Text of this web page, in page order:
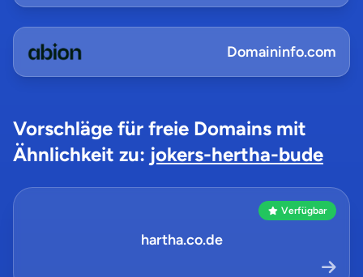
Domaininfo.com
Vorschläge für freie Domains mit
Ähnlichkeit zu: jokers-hertha-bude
Verfügbar
hartha.co.de